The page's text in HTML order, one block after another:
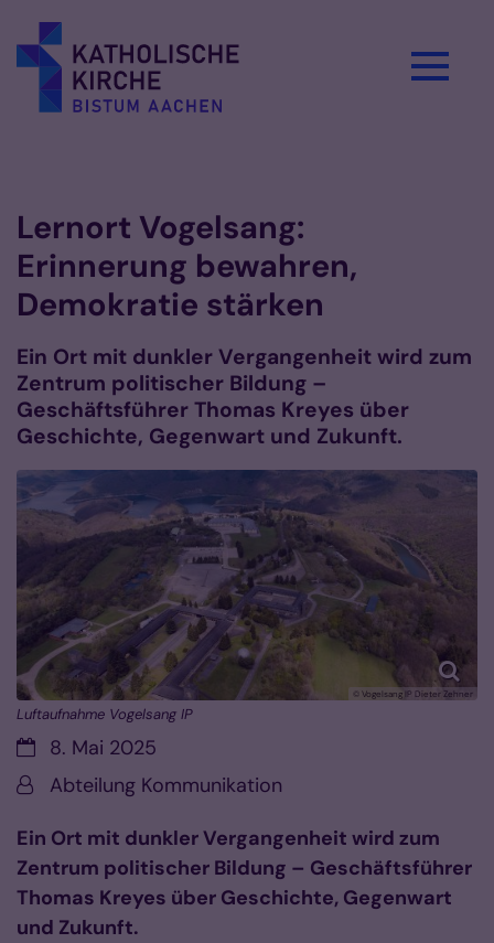
Lernort Vogelsang:
Erinnerung bewahren,
Demokratie stärken
Ein Ort mit dunkler Vergangenheit wird zum
Zentrum politischer Bildung –
Geschäftsführer Thomas Kreyes über
Geschichte, Gegenwart und Zukunft.
© Vogelsang IP Dieter Zehner
Luftaufnahme Vogelsang IP
Datum:8. Mai 2025
Von:Abteilung Kommunikation
Ein Ort mit dunkler Vergangenheit wird zum
Zentrum politischer Bildung – Geschäftsführer
Thomas Kreyes über Geschichte, Gegenwart
und Zukunft.